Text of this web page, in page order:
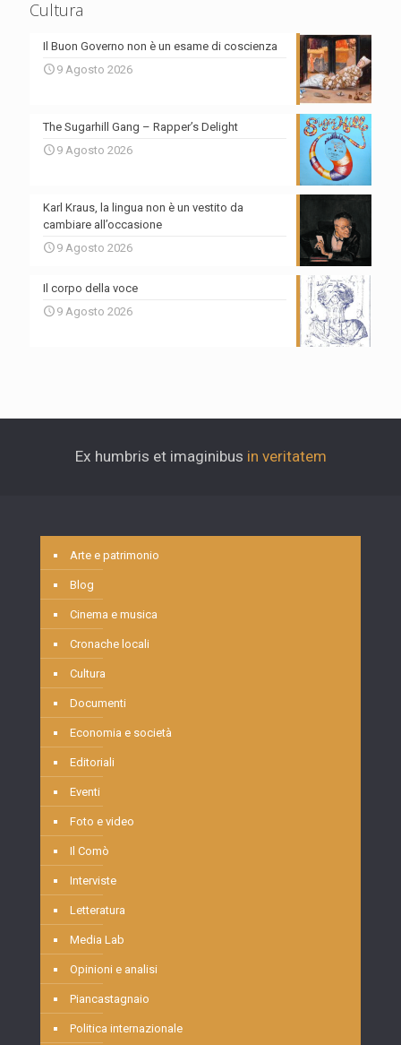
Cultura
Il Buon Governo non è un esame di coscienza
9 Agosto 2026
The Sugarhill Gang – Rapper’s Delight
9 Agosto 2026
Karl Kraus, la lingua non è un vestito da
cambiare all’occasione
9 Agosto 2026
Il corpo della voce
9 Agosto 2026
Ex humbris et imaginibus in veritatem
Arte e patrimonio
Blog
Cinema e musica
Cronache locali
Cultura
Documenti
Economia e società
Editoriali
Eventi
Foto e video
Il Comò
Interviste
Letteratura
Media Lab
Opinioni e analisi
Piancastagnaio
Politica internazionale